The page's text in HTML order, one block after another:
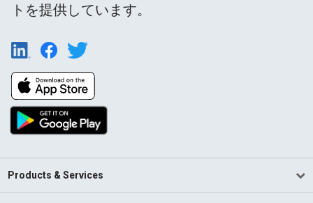
トを提供しています。
Products & Services